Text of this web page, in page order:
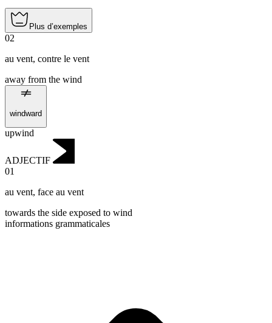
Plus d’exemples
02
au vent, contre le vent
away from the wind
windward
upwind
ADJECTIF
01
au vent, face au vent
towards the side exposed to wind
informations grammaticales